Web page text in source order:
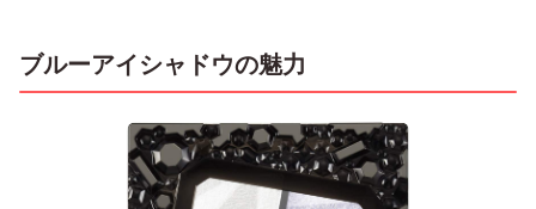
ブルーアイシャドウの魅力